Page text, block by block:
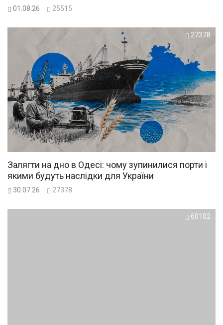
01.08.26 25515
27378
Залягти на дно в Одесі: чому зупинилися порти і
якими будуть наслідки для України
30.07.26 27378
60102